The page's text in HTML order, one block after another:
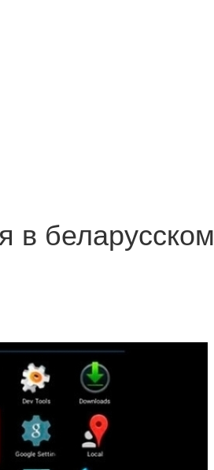
в беларусском